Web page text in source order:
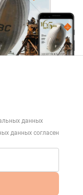
данных
данных согласен